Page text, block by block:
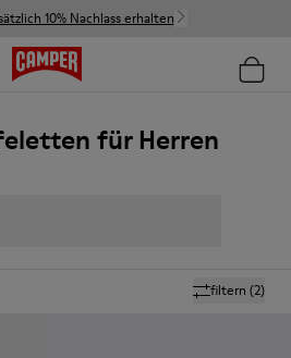
10% Nachlass erhalten
für Herren
filtern (2)